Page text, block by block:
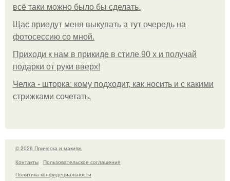
всё таки можно было бы сделать.
Щас приедут меня выкупать а тут очередь на
фотосессию со мной.
Приходи к нам в прикиде в стиле 90 х и получай
подарки от руки вверх!
Челка - шторка: кому подходит, как носить и с какими
стрижками сочетать.
© 2026 Прическа и макияж
Контакты
Пользовательское соглашение
Политика конфидециальности